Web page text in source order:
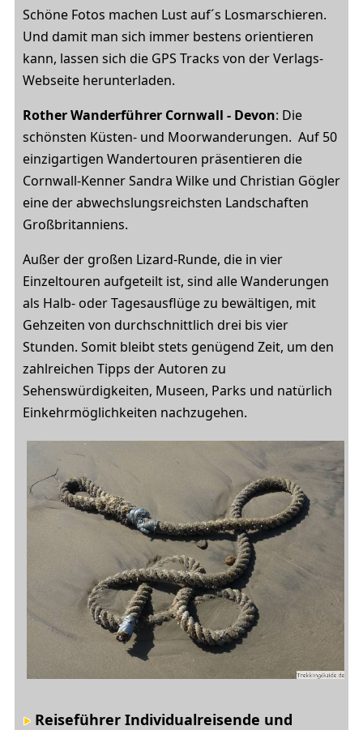
Schöne Fotos machen Lust auf´s Losmarschieren.
Und damit man sich immer bestens orientieren
kann, lassen sich die GPS Tracks von der Verlags-
Webseite herunterladen.
Rother Wanderführer Cornwall - Devon: Die
schönsten Küsten- und Moorwanderungen. Auf 50
einzigartigen Wandertouren präsentieren die
Cornwall-Kenner Sandra Wilke und Christian Gögler
eine der abwechslungsreichsten Landschaften
Großbritanniens.
Außer der großen Lizard-Runde, die in vier
Einzeltouren aufgeteilt ist, sind alle Wanderungen
als Halb- oder Tagesausflüge zu bewältigen, mit
Gehzeiten von durchschnittlich drei bis vier
Stunden. Somit bleibt stets genügend Zeit, um den
zahlreichen Tipps der Autoren zu
Sehenswürdigkeiten, Museen, Parks und natürlich
Einkehrmöglichkeiten nachzugehen.
Reiseführer Individualreisende und